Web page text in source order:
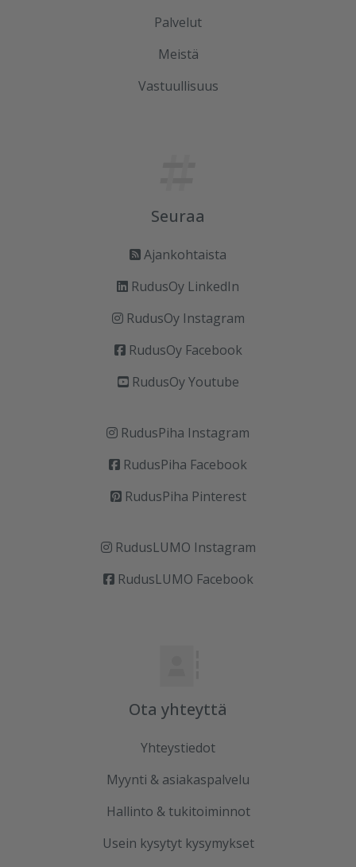
Palvelut
Meistä
Vastuullisuus
Seuraa
Ajankohtaista
RudusOy LinkedIn
RudusOy Instagram
RudusOy Facebook
RudusOy Youtube
RudusPiha Instagram
RudusPiha Facebook
RudusPiha Pinterest
RudusLUMO Instagram
RudusLUMO Facebook
Ota yhteyttä
Yhteystiedot
Myynti & asiakaspalvelu
Hallinto & tukitoiminnot
Usein kysytyt kysymykset